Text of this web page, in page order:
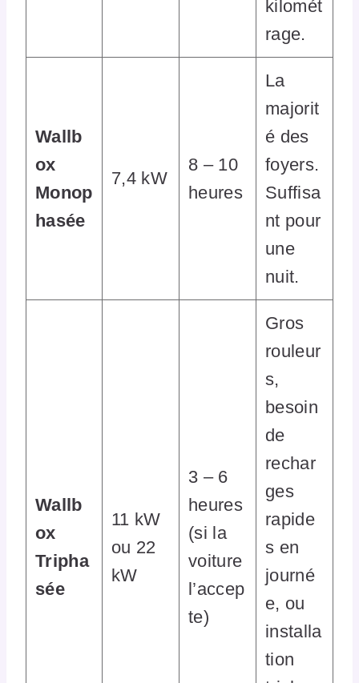
kilomét
rage.
Wallb
ox
Monop
hasée
7,4 kW
8 – 10
heures
La
majorit
é des
foyers.
Suffisa
nt pour
une
nuit.
Wallb
ox
Tripha
sée
11 kW
ou 22
kW
3 – 6
heures
(si la
voiture
l’accep
te)
Gros
rouleur
s,
besoin
de
rechar
ges
rapide
s en
journé
e, ou
installa
tion